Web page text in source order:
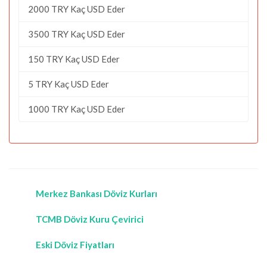
2000 TRY Kaç USD Eder
3500 TRY Kaç USD Eder
150 TRY Kaç USD Eder
5 TRY Kaç USD Eder
1000 TRY Kaç USD Eder
Merkez Bankası Döviz Kurları
TCMB Döviz Kuru Çevirici
Eski Döviz Fiyatları